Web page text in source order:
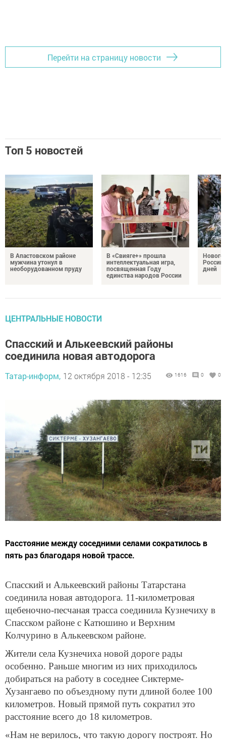
Перейти на страницу новости
Топ 5 новостей
В Апастовском районе
мужчина утонул в
необорудованном пруду
В «Свияге+» прошла
интеллектуальная игра,
посвященная Году
единства народов России
России
дней
ЦЕНТРАЛЬНЫЕ НОВОСТИ
Спасский и Алькеевский районы
соединила новая автодорога
Татар-информ, 12 октября 2018 - 12:35 1616 0 0
Расстояние между соседними селами сократилось в
пять раз благодаря новой трассе.
Спасский и Алькеевский районы Татарстана
соединила новая автодорога. 11-километровая
щебеночно-песчаная трасса соединила Кузнечиху в
Спасском районе с Катюшино и Верхним
Колчурино в Алькеевском районе.
Жители села Кузнечиха новой дороге рады
особенно. Раньше многим из них приходилось
добираться на работу в соседнее Сиктерме-
Хузангаево по объездному пути длиной более 100
километров. Новый прямой путь сократил это
расстояние всего до 18 километров.
«Нам не верилось, что такую дорогу построят. Но